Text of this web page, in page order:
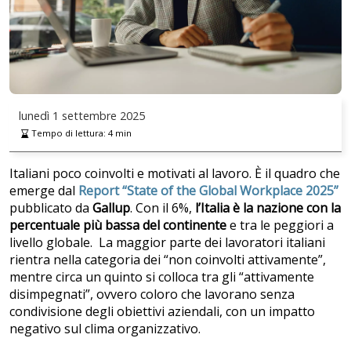
lunedì 1 settembre 2025
Tempo di lettura: 4min
Italiani poco coinvolti e motivati al lavoro. È il quadro che
emerge dal Report “State of the Global Workplace 2025”
pubblicato da Gallup. Con il 6%, l’Italia è la nazione con la
percentuale più bassa del continentee tra le peggiori a
livello globale. La maggior parte dei lavoratori italiani
rientra nella categoria dei “non coinvolti attivamente”,
mentre circa un quinto si colloca tra gli “attivamente
disimpegnati”, ovvero coloro che lavorano senza
condivisione degli obiettivi aziendali, con un impatto
negativo sul clima organizzativo.